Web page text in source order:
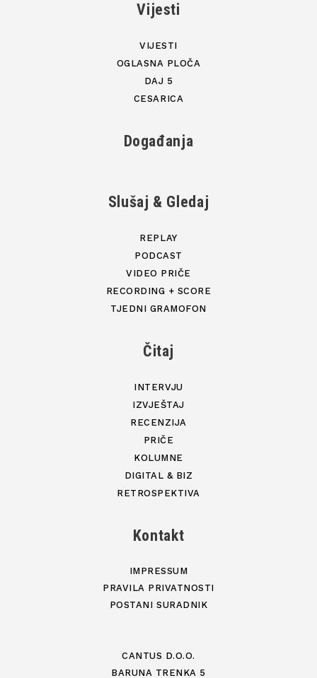
Vijesti
VIJESTI
OGLASNA PLOČA
DAJ 5
CESARICA
Događanja
Slušaj & Gledaj
REPLAY
PODCAST
VIDEO PRIČE
RECORDING + SCORE
TJEDNI GRAMOFON
Čitaj
INTERVJU
IZVJEŠTAJ
RECENZIJA
PRIČE
KOLUMNE
DIGITAL & BIZ
RETROSPEKTIVA
Kontakt
IMPRESSUM
PRAVILA PRIVATNOSTI
POSTANI SURADNIK
CANTUS D.O.O.
BARUNA TRENKA 5